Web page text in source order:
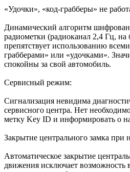
«Удочки», «код-грабберы» не
Динамический алгоритм
радиометки (радиоканал 2,4 Гц, на
препятствует использованию
грабберами» или «удочками».
спокойны за свой автомобиль.
Сервисный режим:
Сигнализация невидима
сервисного центра. Нет
метку Key ID и информировать о
Закрытие центрального замка при
Автоматическое закрытие
движения исключает возможность